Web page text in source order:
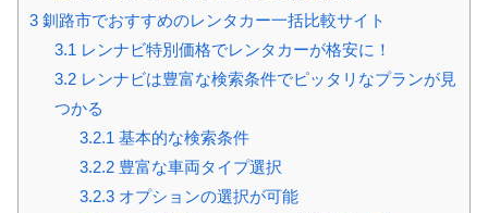
3 釧路市でおすすめのレンタカー一括比較サイト
3.1 レンナビ特別価格でレンタカーが格安に！
3.2レンナビは豊富な検索条件でピッタリなプランが見
つかる
3.2.1 基本的な検索条件
3.2.2豊富な車両タイプ選択
3.2.3オプションの選択が可能